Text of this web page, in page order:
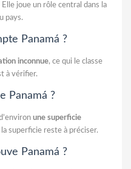
Elle joue un rôle central dans la
pays.
Panamá ?
inconnue, ce qui le classe
à vérifier.
Panamá ?
une superficie
superficie reste à préciser.
Panamá ?